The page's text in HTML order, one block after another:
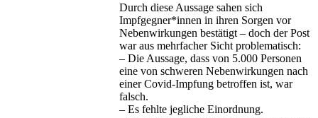
Durch diese Aussage sahen sich
Impfgegner*innen in ihren Sorgen vor
Nebenwirkungen bestätigt – doch der Post
war aus mehrfacher Sicht problematisch:
– Die Aussage, dass von 5.000 Personen
eine von schweren Nebenwirkungen nach
einer Covid-Impfung betroffen ist, war
falsch.
– Es fehlte jegliche Einordnung.